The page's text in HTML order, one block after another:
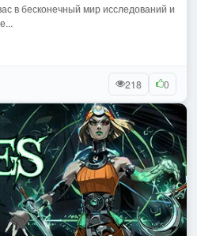
в бесконечный мир исследований и
218 0